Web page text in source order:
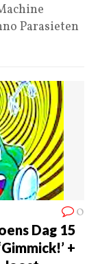
Parasieten
0
Dag 15
+